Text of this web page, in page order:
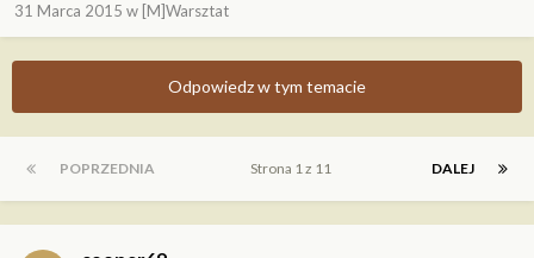
31 Marca 2015 w [M]Warsztat
Odpowiedz w tym temacie
POPRZEDNIA DALEJ
Strona 1 z 11